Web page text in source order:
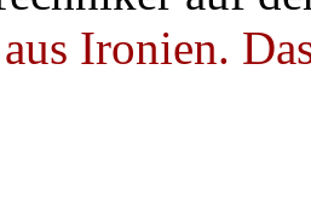
Ironien.